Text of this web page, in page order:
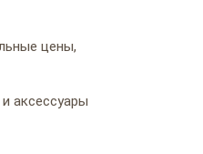
цены,
аксессуары